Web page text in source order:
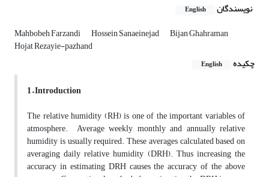
نویسندگان English
Mahbobeh Farzandi Hossein Sanaeinejad Bijan Ghahraman
Hojat Rezayie-pazhand
چکیده
English
1 – Introduction
The relative humidity (RH) is one of the important variables of
atmosphere. Average weekly, monthly and annually relative
humidity is usually required. These averages calculated based on
averaging daily relative humidity (DRH). Thus increasing the
accuracy in estimating DRH causes the accuracy of the above